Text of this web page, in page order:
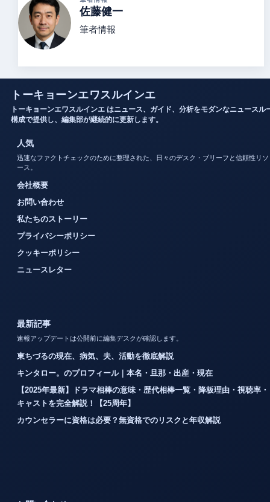
佐藤健一
筆者情報
トーキョーンエワスルインエ
トーキョーンエワスルインエ はニュース、ガイド、分析をモダンなニュースル
構成で提供し、編集部が継続的に更新します。
人気
迅速なファクトチェックのために整理された、日々のデスク・ブリーフと信頼性リソ
ース。
会社概要
お問い合わせ
私たちのストーリー
プライバシーポリシー
クッキーポリシー
ニュースレター
最新記事
速報アップデートは公開前に編集デスクが確認します。
東ちづるの現在、病気、夫、活動を徹底解説
キンタロー。のプロフィール｜本名・旦那・出産・現在
【2025年最新】ドラマ相棒の意味・歴代相棒一覧・降板理由・視聴率・
キャストを完全解説！【25周年】
カウンセラーに資格は必要？無資格でのリスクと年収解説